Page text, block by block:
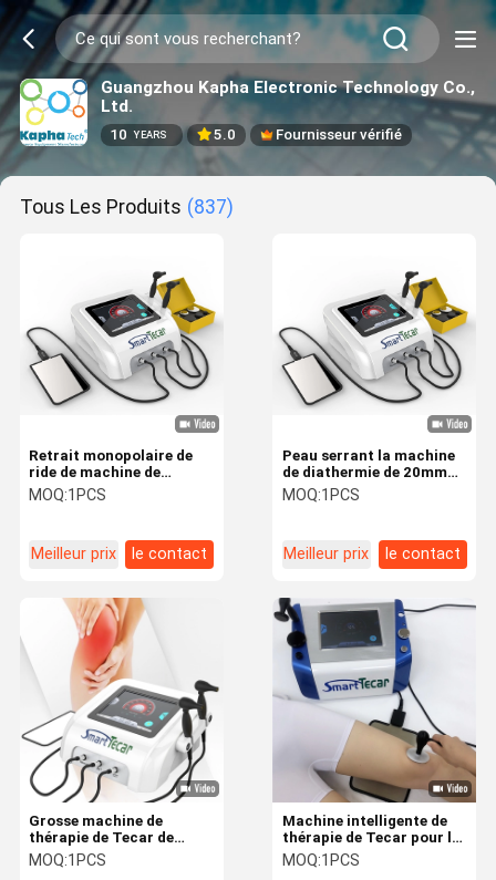
Guangzhou Kapha Electronic Technology Co.,
Ltd.
10 YEARS 5.0 Fournisseur vérifié
Tous Les Produits (837)
Retrait monopolaire de
ride de machine de
thérapie de diathermie de
la chaleur profonde rf
MOQ:1PCS
Meilleur prix le contact
Peau serrant la machine
de diathermie de 20mm
300W Tecar
MOQ:1PCS
Meilleur prix le contact
Grosse machine de
thérapie de Tecar de
retrait avec l'écran
tactile de 10,4 pouces
MOQ:1PCS
Machine intelligente de
thérapie de Tecar pour la
douleur lombo-sacrée
plantaire de Fasciitis de
MOQ:1PCS